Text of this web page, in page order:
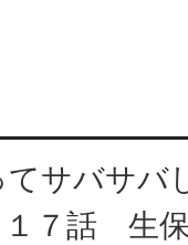
てサバサバ
１７話 生